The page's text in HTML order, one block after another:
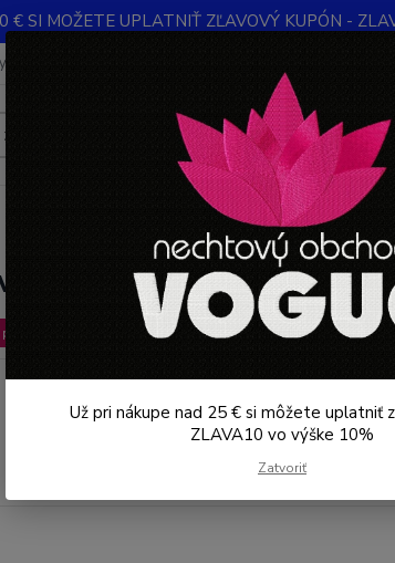
€ SI MOŽETE UPLATNIŤ ZĽAVOVÝ KUPÓN -
Hľadať
Alveola Preddepilačný čistiaci gél 300ml
Preddepilačný
Už pri nákupe nad 25 € si môžete uplatniť
ZLAVA10 vo výške 10%
Zatvoriť